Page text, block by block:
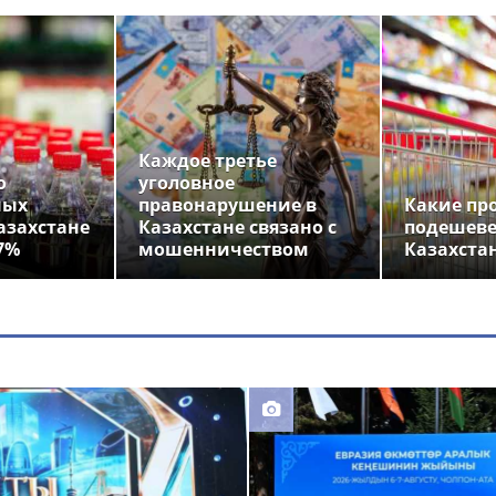
Каждое третье
уголовное
правонарушение в
Казахстане связано с
мошенничеством
Какие